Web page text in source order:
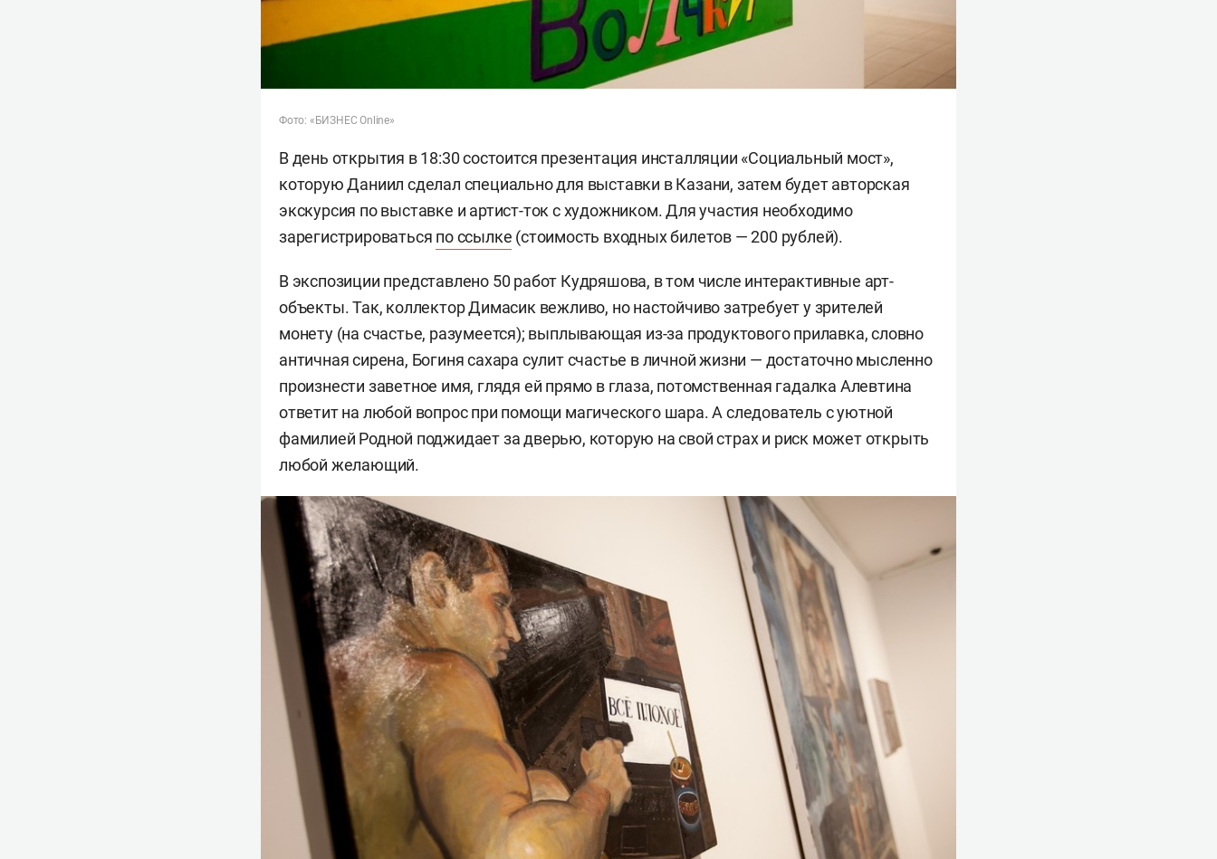
Фото: «БИЗНЕС Online»
В день открытия в 18:30 состоится презентация инсталляции «Социальный мост»,
которую Даниил сделал специально для выставки в Казани, затем будет авторская
экскурсия по выставке и артист-ток с художником. Для участия необходимо
зарегистрироваться по ссылке (стоимость входных билетов — 200 рублей).
В экспозиции представлено 50 работ Кудряшова, в том числе интерактивные арт-
объекты.Так, коллекторДимасик вежливо, но настойчиво затребует у зрителей
монету (на счастье, разумеется); выплывающая из-за продуктового прилавка, словно
античная сирена, Богиня сахара сулит счастье в личной жизни — достаточно мысленно
произнести заветное имя, глядя ей прямо в глаза, потомственная гадалка Алевтина
ответит на любой вопрос при помощи магического шара. А следователь с уютной
фамилией Родной поджидает за дверью, которую на свой страх и риск может открыть
любой желающий.